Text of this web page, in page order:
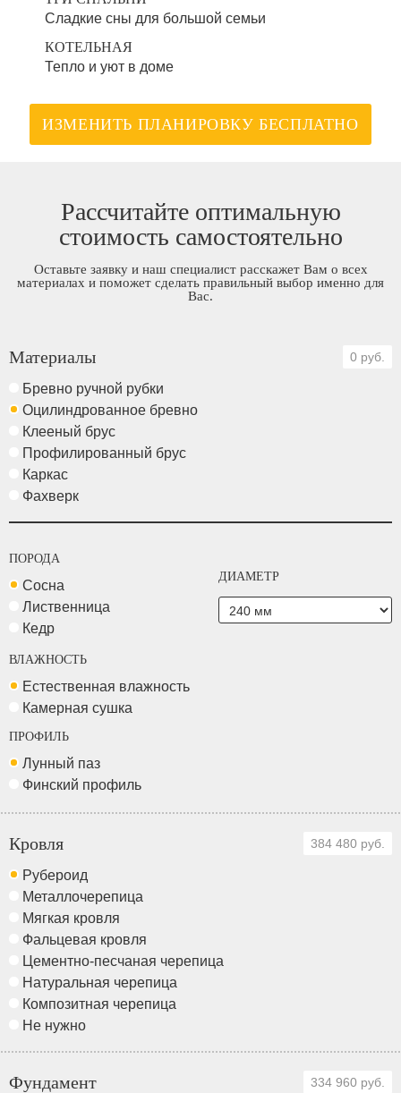
Сладкие сны для большой семьи
КОТЕЛЬНАЯ
Тепло и уют в доме
ИЗМЕНИТЬ ПЛАНИРОВКУ БЕСПЛАТНО
Рассчитайте оптимальную
стоимость самостоятельно
Оставьте заявку и наш специалист расскажет Вам о всех
материалах и поможет сделать правильный выбор именно для
Вас.
Материалы 0 руб.
Бревно ручной рубки
Оцилиндрованное бревно
Клееный брус
Профилированный брус
Каркас
Фахверк
ПОРОДА
Сосна
Лиственница
Кедр
ДИАМЕТР
ВЛАЖНОСТЬ
Естественная влажность
Камерная сушка
ПРОФИЛЬ
Лунный паз
Финский профиль
Кровля 384 480 руб.
Рубероид
Металлочерепица
Мягкая кровля
Фальцевая кровля
Цементно-песчаная черепица
Натуральная черепица
Композитная черепица
Не нужно
Фундамент 334 960 руб.